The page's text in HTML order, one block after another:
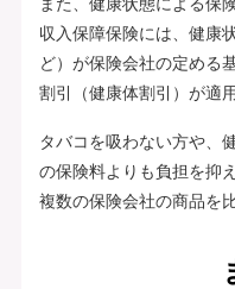
収入保障保険には、健康
ど）が保険会社の定める
割引（健康体割引）が適
タバコを吸わない方や、
の保険料よりも負担を抑
複数の保険会社の商品を